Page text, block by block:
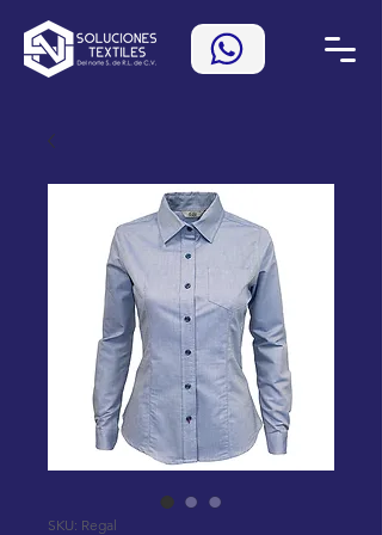
SKU: Regal